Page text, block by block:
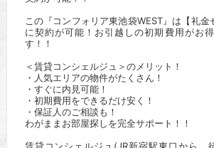
この『コンフォリア東池袋WEST』は【礼
に契約が可能！お引越しの初期費用がお
す！！
＜賃貸コンシェルジュ＞のメリット！
・人気エリアの物件がたくさん！
・すぐに内見可能！
・初期費用をできるだけ安く！
・保証人のご相談も！
わがままお部屋探しを完全サポート！！